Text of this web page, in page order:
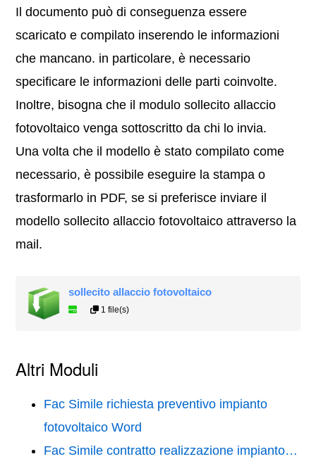
Il documento può di conseguenza essere
scaricato e compilato inserendo le informazioni
che mancano. in particolare, è necessario
specificare le informazioni delle parti coinvolte.
Inoltre, bisogna che il modulo sollecito allaccio
fotovoltaico venga sottoscritto da chi lo invia.
Una volta che il modello è stato compilato come
necessario, è possibile eseguire la stampa o
trasformarlo in PDF, se si preferisce inviare il
modello sollecito allaccio fotovoltaico attraverso la
mail.
sollecito allaccio fotovoltaico
1 file(s)
Altri Moduli
Fac Simile richiesta preventivo impianto
fotovoltaico Word
Fac Simile contratto realizzazione impianto…